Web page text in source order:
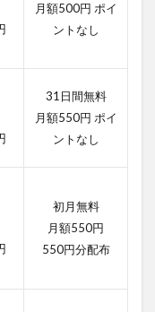
月額500円 ポイ
ントなし
31日間無料
月額550円 ポイ
ントなし
初月無料
月額550円
550円分配布